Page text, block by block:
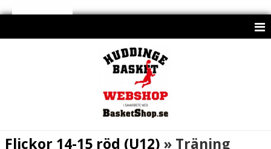
Flickor 14-15 röd (U12) » Träning